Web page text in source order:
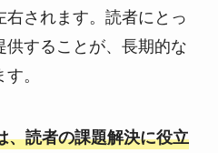
されます。読者にとっ
することが、長期的な
。
、読者の課題解決に役立